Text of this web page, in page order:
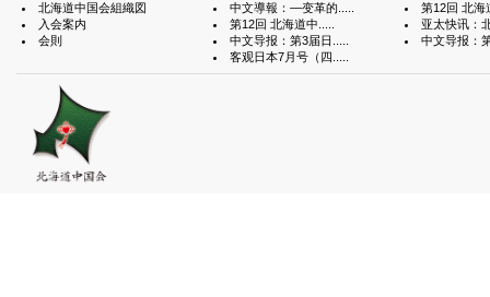
北海道中国会組織図
入会案内
会則
中文導報：—变革的.....
第12回 北海道中.....
中文导报：第3届日.....
客观日本7月号（四.....
第12回 北海
亚太快讯：
中文导报：